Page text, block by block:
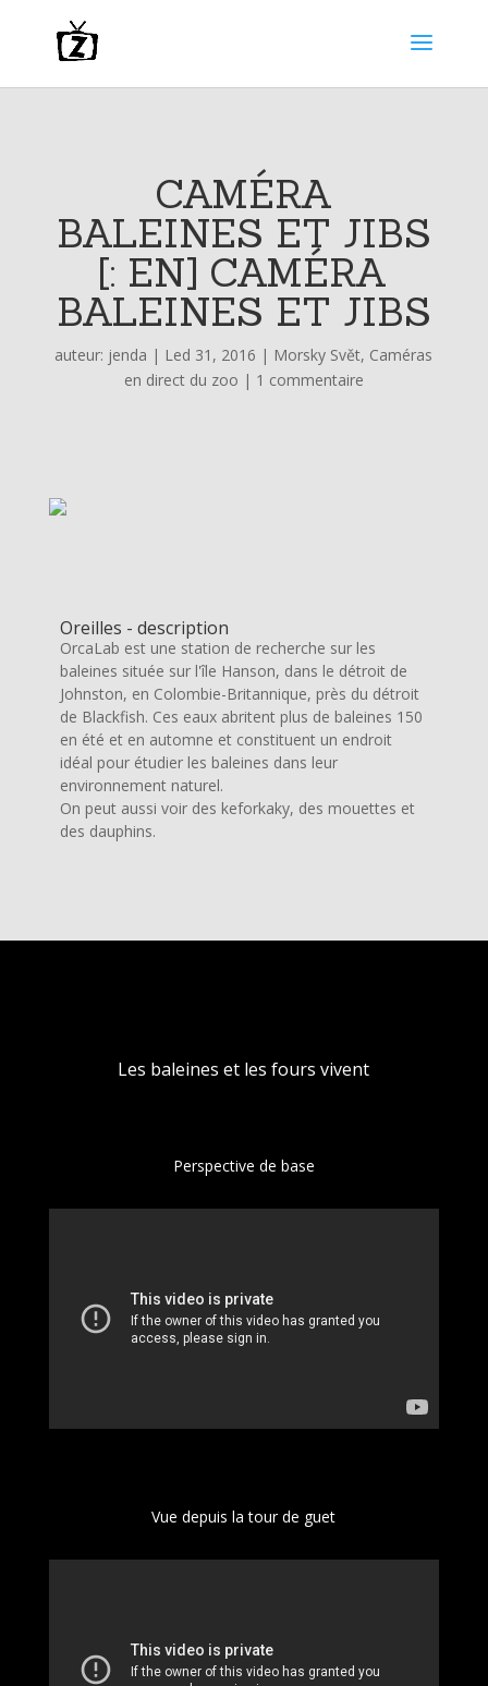
CAMÉRA
BALEINES ET JIBS
[: EN] CAMÉRA
BALEINES ET JIBS
auteur: jenda | Led 31, 2016 | Morsky Svět, Caméras
en direct du zoo | 1 commentaire
Oreilles - description
OrcaLab est une station de recherche sur les
baleines située sur l'île Hanson, dans le détroit de
Johnston, en Colombie-Britannique, près du détroit
de Blackfish. Ces eaux abritent plus de baleines 150
en été et en automne et constituent un endroit
idéal pour étudier les baleines dans leur
environnement naturel.
On peut aussi voir des keforkaky, des mouettes et
des dauphins.
Les baleines et les fours vivent
Perspective de base
Vue depuis la tour de guet